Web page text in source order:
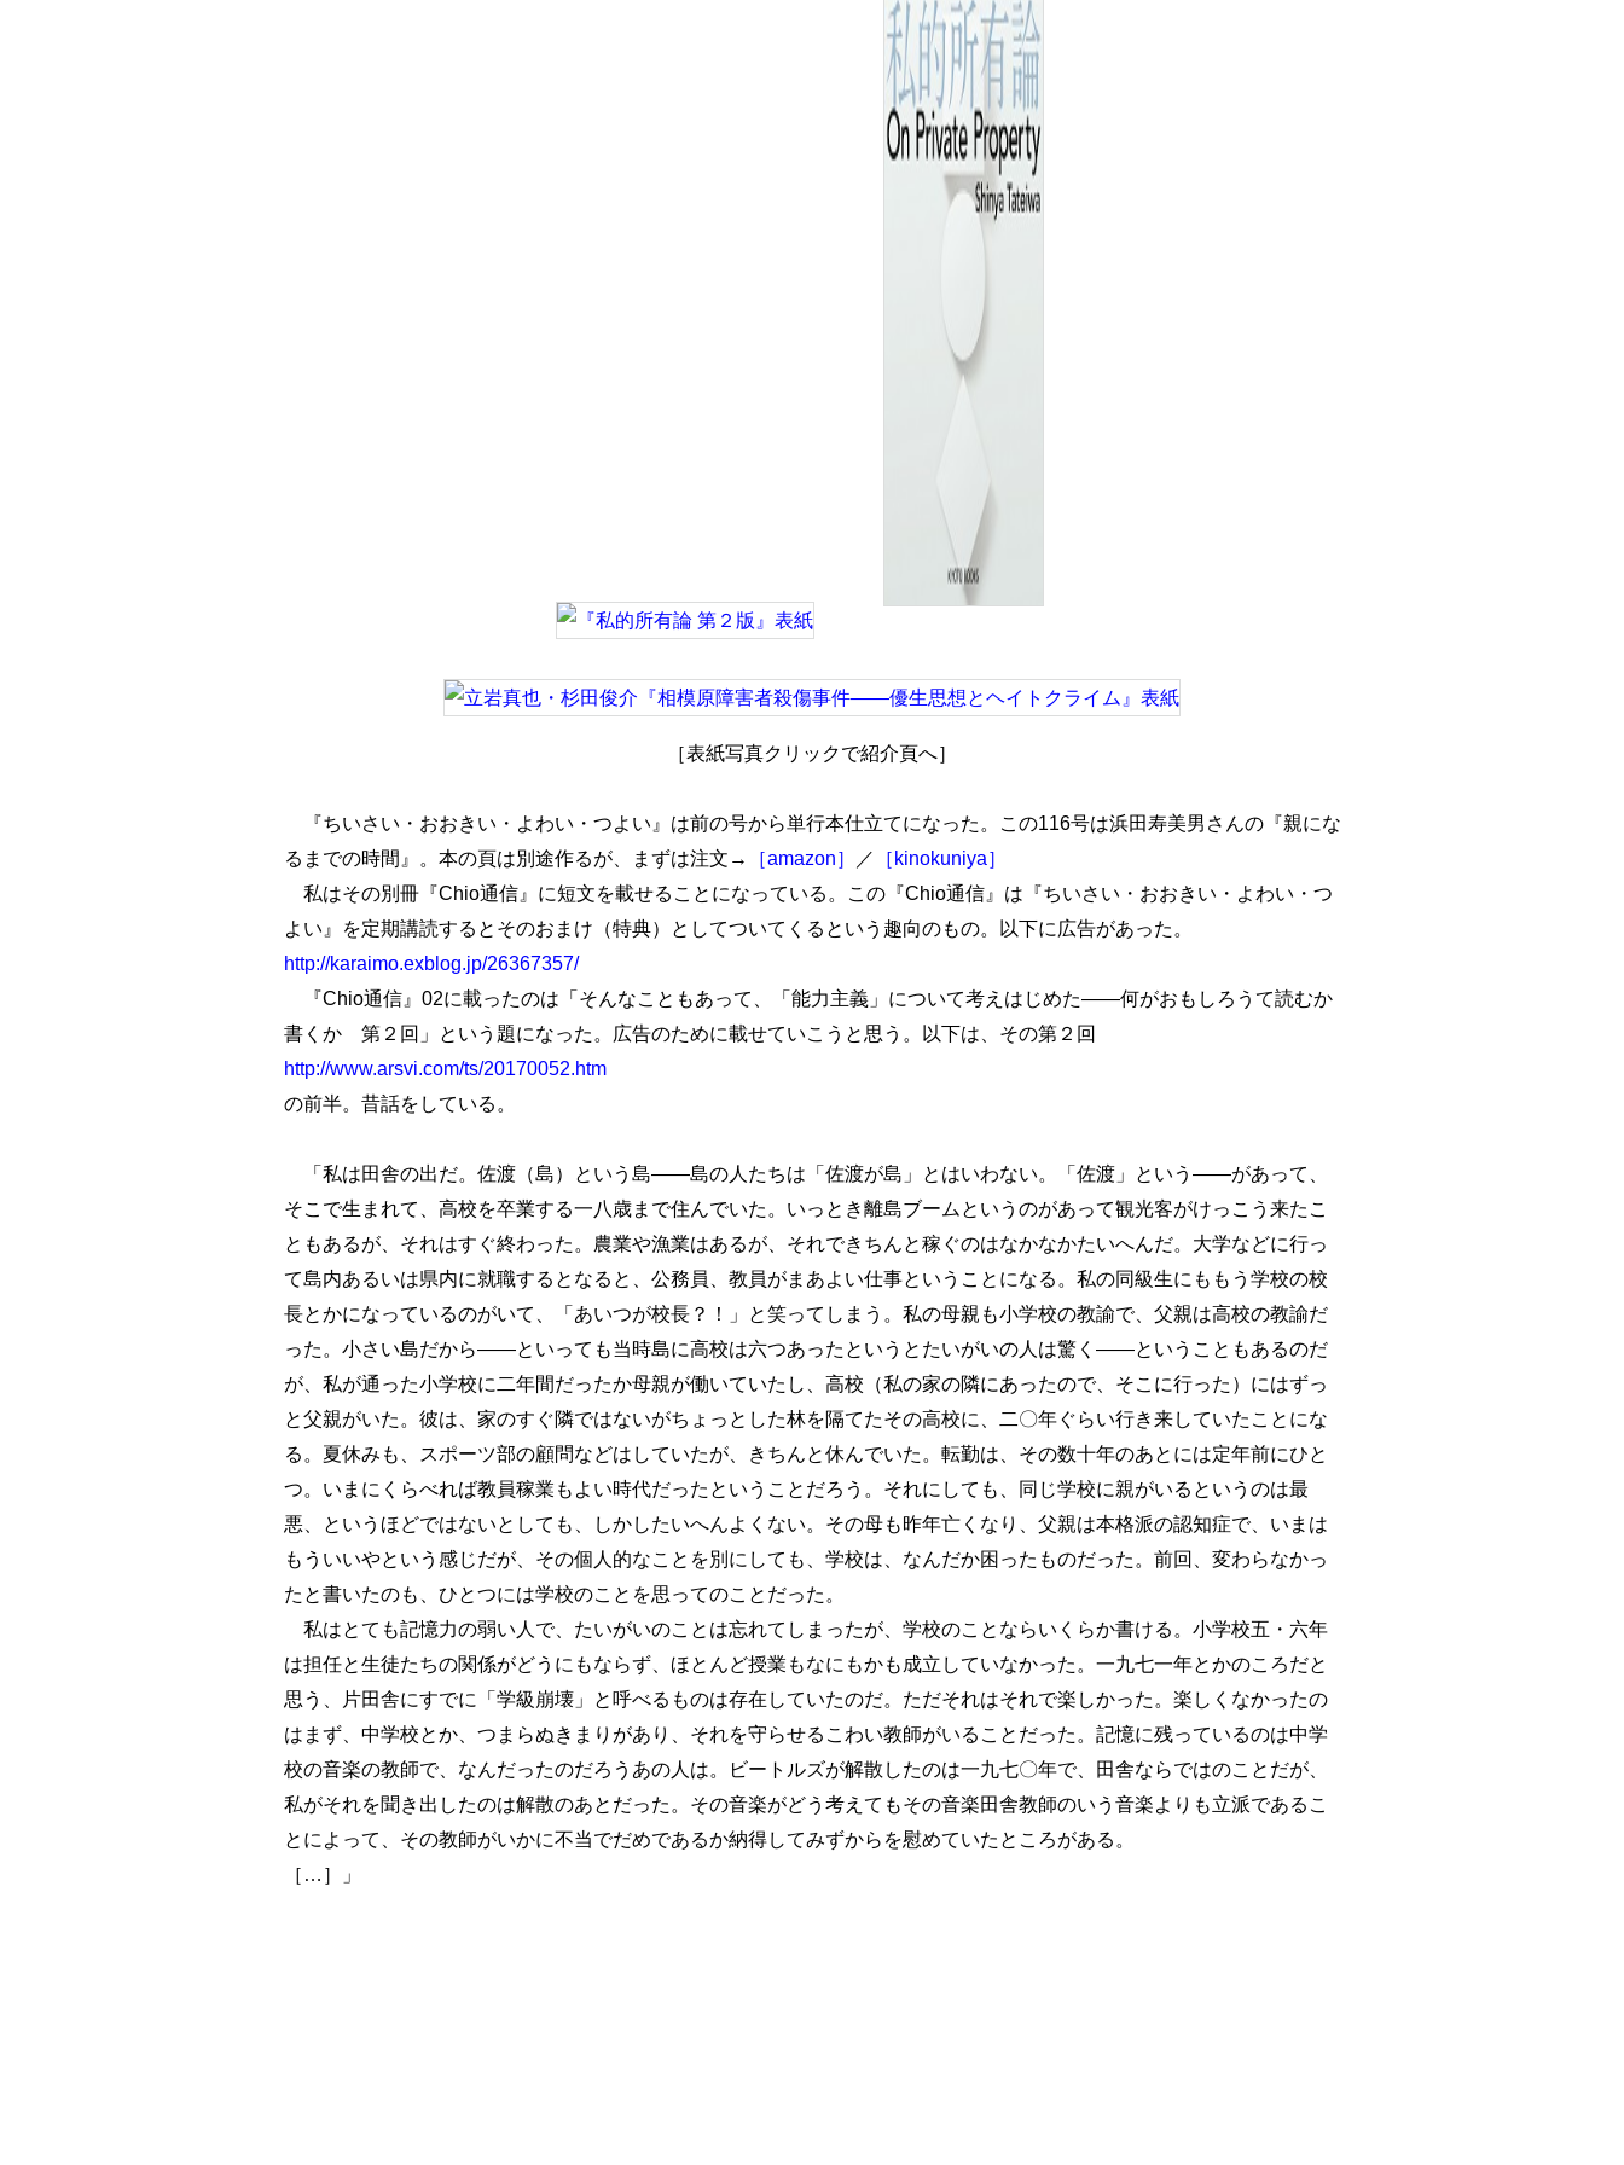
［表紙写真クリックで紹介頁へ］
『ちいさい・おおきい・よわい・つよい』は前の号から単行本仕立てになった。この116号は浜田寿美男さんの『親にな
るまでの時間』。本の頁は別途作るが、まずは注文→
［amazon］ ／ ［kinokuniya］
私はその別冊『Chio通信』に短文を載せることになっている。この『Chio通信』は『ちいさい・おおきい・よわい・つ
よい』を定期講読するとそのおまけ（特典）としてついてくるという趣向のもの。以下に広告があった。
http://karaimo.exblog.jp/26367357/
『Chio通信』02に載ったのは「そんなこともあって、「能力主義」について考えはじめた――何がおもしろうて読むか
書くか 第２回」という題になった。広告のために載せていこうと思う。以下は、その第２回
http://www.arsvi.com/ts/20170052.htm
の前半。昔話をしている。
「私は田舎の出だ。佐渡（島）という島――島の人たちは「佐渡が島」とはいわない。「佐渡」という――があって、
そこで生まれて、高校を卒業する一八歳まで住んでいた。いっとき離島ブームというのがあって観光客がけっこう来たこ
ともあるが、それはすぐ終わった。農業や漁業はあるが、それできちんと稼ぐのはなかなかたいへんだ。大学などに行っ
て島内あるいは県内に就職するとなると、公務員、教員がまあよい仕事ということになる。私の同級生にももう学校の校
長とかになっているのがいて、「あいつが校長？！」と笑ってしまう。私の母親も小学校の教諭で、父親は高校の教諭だ
った。小さい島だから――といっても当時島に高校は六つあったというとたいがいの人は驚く――ということもあるのだ
が、私が通った小学校に二年間だったか母親が働いていたし、高校（私の家の隣にあったので、そこに行った）にはずっ
と父親がいた。彼は、家のすぐ隣ではないがちょっとした林を隔てたその高校に、二〇年ぐらい行き来していたことにな
る。夏休みも、スポーツ部の顧問などはしていたが、きちんと休んでいた。転勤は、その数十年のあとには定年前にひと
つ。いまにくらべれば教員稼業もよい時代だったということだろう。それにしても、同じ学校に親がいるというのは最
悪、というほどではないとしても、しかしたいへんよくない。その母も昨年亡くなり、父親は本格派の認知症で、いまは
もういいやという感じだが、その個人的なことを別にしても、学校は、なんだか困ったものだった。前回、変わらなかっ
たと書いたのも、ひとつには学校のことを思ってのことだった。
私はとても記憶力の弱い人で、たいがいのことは忘れてしまったが、学校のことならいくらか書ける。小学校五・六年
は担任と生徒たちの関係がどうにもならず、ほとんど授業もなにもかも成立していなかった。一九七一年とかのころだと
思う、片田舎にすでに「学級崩壊」と呼べるものは存在していたのだ。ただそれはそれで楽しかった。楽しくなかったの
はまず、中学校とか、つまらぬきまりがあり、それを守らせるこわい教師がいることだった。記憶に残っているのは中学
校の音楽の教師で、なんだったのだろうあの人は。ビートルズが解散したのは一九七〇年で、田舎ならではのことだが、
私がそれを聞き出したのは解散のあとだった。その音楽がどう考えてもその音楽田舎教師のいう音楽よりも立派であるこ
とによって、その教師がいかに不当でだめであるか納得してみずからを慰めていたところがある。
［…］」